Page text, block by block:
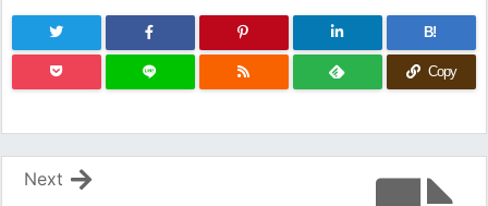
B!
Copy
Next